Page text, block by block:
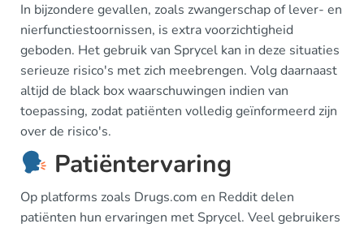
In bijzondere gevallen, zoals zwangerschap of lever- en
nierfunctiestoornissen, is extra voorzichtigheid
geboden. Het gebruik van Sprycel kan in deze situaties
serieuze risico's met zich meebrengen. Volg daarnaast
altijd de black box waarschuwingen indien van
toepassing, zodat patiënten volledig geïnformeerd zijn
over de risico's.
Patiëntervaring
Op platforms zoals Drugs.com en Reddit delen
patiënten hun ervaringen met Sprycel. Veel gebruikers